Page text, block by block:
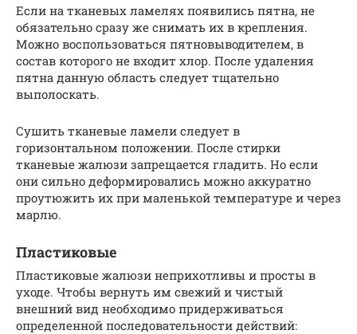
Если на тканевых ламелях появились пятна, не
обязательно сразу же снимать их в крепления.
Можно воспользоваться пятновыводителем, в
состав которого не входит хлор. После удаления
пятна данную область следует тщательно
выполоскать.
Сушить тканевые ламели следует в
горизонтальном положении. После стирки
тканевые жалюзи запрещается гладить. Но если
они сильно деформировались можно аккуратно
проутюжить их при маленькой температуре и через
марлю.
Пластиковые
Пластиковые жалюзи неприхотливы и просты в
уходе. Чтобы вернуть им свежий и чистый
внешний вид необходимо придерживаться
определенной последовательности действий: